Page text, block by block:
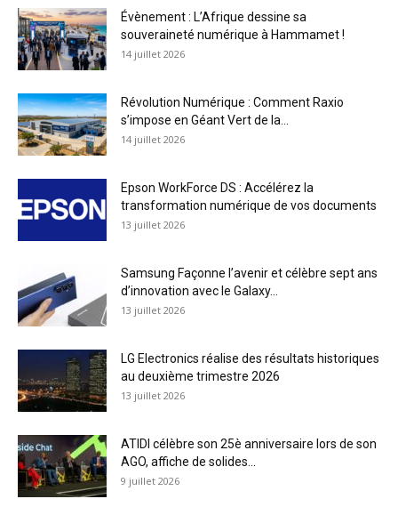
Évènement : L’Afrique dessine sa
souveraineté numérique à Hammamet !
14 juillet 2026
Révolution Numérique : Comment Raxio
s’impose en Géant Vert de la...
14 juillet 2026
Epson WorkForce DS : Accélérez la
transformation numérique de vos documents
13 juillet 2026
Samsung Façonne l’avenir et célèbre sept ans
d’innovation avec le Galaxy...
13 juillet 2026
LG Electronics réalise des résultats historiques
au deuxième trimestre 2026
13 juillet 2026
ATIDI célèbre son 25è anniversaire lors de son
AGO, affiche de solides...
9 juillet 2026